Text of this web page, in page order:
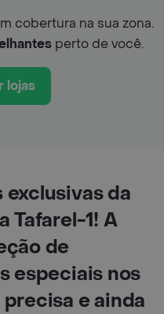
cobertura na sua zona.
perto de você.
lojas
da
Tafarel-1! A
de
especiais nos
e ainda